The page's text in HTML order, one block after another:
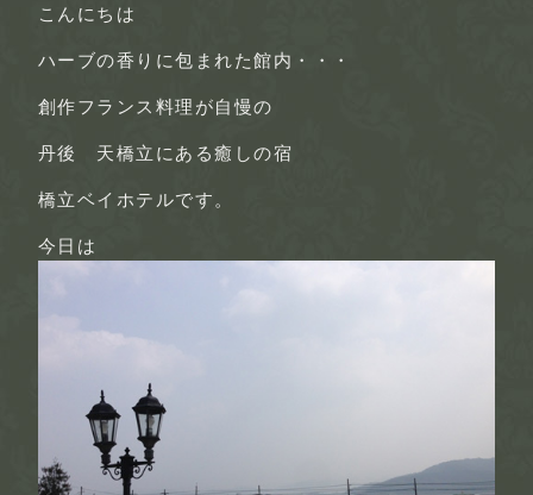
こんにちは
ハーブの香りに包まれた館内・・・
創作フランス料理が自慢の
丹後 天橋立にある癒しの宿
橋立ベイホテルです。
今日は